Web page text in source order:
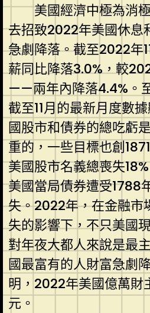
美國經濟中極為消
去招致2022年美國休息
急劇降落。截至2022年
薪同比降落3.0%，較
——兩年內降落4.4%。
截至11月的最新月度數
國股市和債券的總吃虧
重的，一些目標也創
美國股市名義總喪失
美國當局債券遭受1788
失。2022年，在金融市
失的影響下，不只美國
對年夜大都人來說是最
國最富有的人財富急劇
明，2022年美國億萬財
元。